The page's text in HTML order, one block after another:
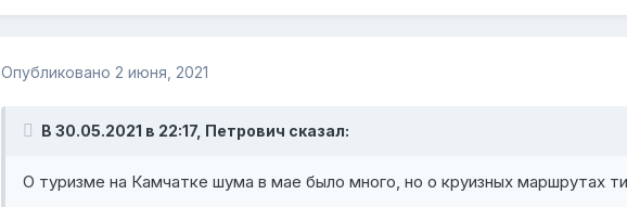
Опубликовано 2 июня, 2021
В 30.05.2021 в 22:17, Петрович сказал:
О туризме на Камчатке шума в мае было много, но о круизных маршрутах